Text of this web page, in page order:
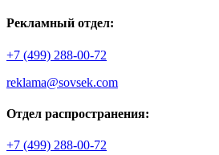
Рекламный отдел:
+7 (499) 288-00-72
reklama@sovsek.com
Отдел распространения:
+7 (499) 288-00-72